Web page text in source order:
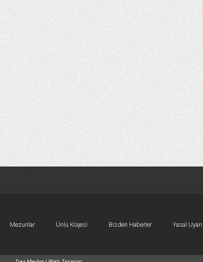
Mezunlar Ünlü Köşesi Bizden Haberler Yasal Uyarı